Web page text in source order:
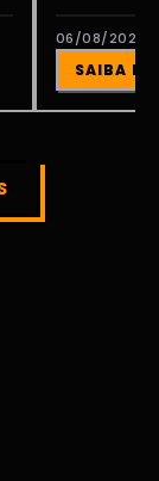
06/08/2026
SAIBA